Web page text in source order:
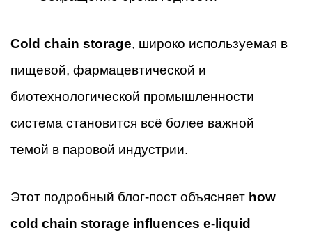
Cold chain storage, широко используемая в
пищевой, фармацевтической и
биотехнологической промышленности
система становится всё более важной
темой в паровой индустрии.
Этот подробный блог-пост объясняет how
cold chain storage influences e-liquid